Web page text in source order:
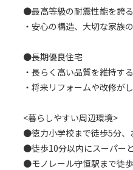
●最高等級の耐震性能を誇
・安心の構造、大切な家族
●⾧期優良住宅
・⾧らく高い品質を維持す
・将来リフォームや改修が
<暮らしやすい周辺環境>
●徳力小学校まで徒歩5分、
●徒歩10分以内にスーパー
●モノレール守恒駅まで徒